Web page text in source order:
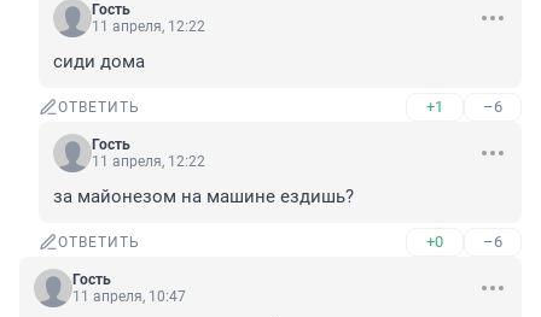
Гость
11 апреля, 12:22
сиди дома
ОТВЕТИТЬ +1 –6
Гость
11 апреля, 12:22
за майонезом на машине ездишь?
ОТВЕТИТЬ +0 –6
Гость
11 апреля, 10:47